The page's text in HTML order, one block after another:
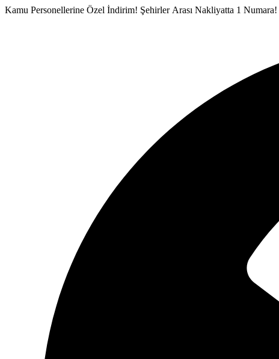
İçeriğe
Kamu Personellerine Özel İndirim! Şehirler Arası Nakliyatta 1 Numara!